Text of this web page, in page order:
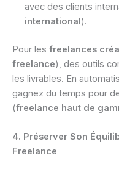
avec des clients
international).
Pour les freelances
freelance), des outils
les livrables. En
gagnez du temps pour
(freelance haut de
4. Préserver Son
Freelance